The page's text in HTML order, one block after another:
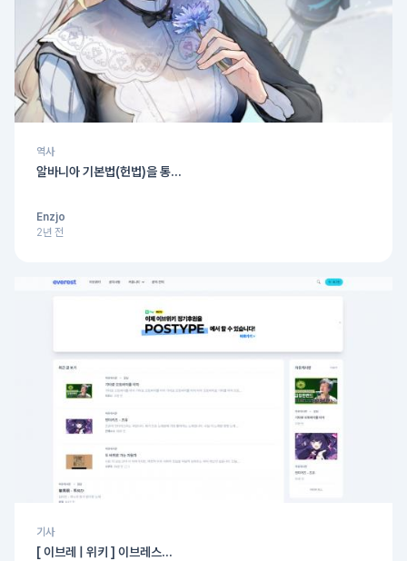
역사
알바니아 기본법(헌법)을 통...
Enzjo
2년 전
기사
[ 이브레 | 위키 ] 이브레스...